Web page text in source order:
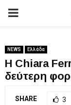
PRIMARY
NEWS Ελλάδα
Η Chiara
δεύτερη
SHARE 3